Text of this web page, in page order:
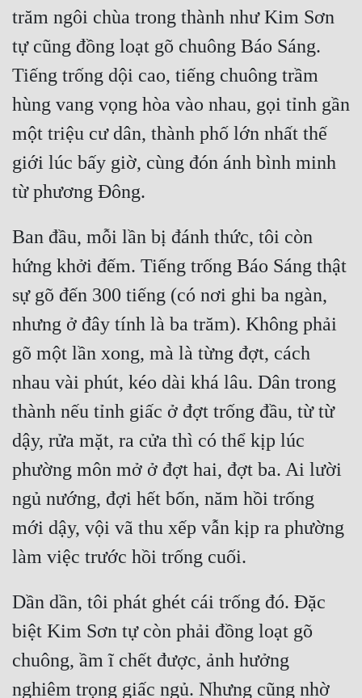
trăm ngôi chùa trong thành như Kim Sơn
tự cũng đồng loạt gõ chuông Báo Sáng.
Tiếng trống dội cao, tiếng chuông trầm
hùng vang vọng hòa vào nhau, gọi tỉnh gần
một triệu cư dân, thành phố lớn nhất thế
giới lúc bấy giờ, cùng đón ánh bình minh
Ban đầu, mỗi lần bị đánh thức, tôi còn
hứng khởi đếm. Tiếng trống Báo Sáng thật
sự gõ đến 300 tiếng (có nơi ghi ba ngàn,
nhưng ở đây tính là ba trăm). Không phải
gõ một lần xong, mà là từng đợt, cách
nhau vài phút, kéo dài khá lâu. Dân trong
thành nếu tỉnh giấc ở đợt trống đầu, từ từ
dậy, rửa mặt, ra cửa thì có thể kịp lúc
phường môn mở ở đợt hai, đợt ba. Ai lười
ngủ nướng, đợi hết bốn, năm hồi trống
mới dậy, vội vã thu xếp vẫn kịp ra phường
Dần dần, tôi phát ghét cái trống đó. Đặc
biệt Kim Sơn tự còn phải đồng loạt gõ
chuông, ầm ĩ chết được, ảnh hưởng
nghiêm trọng giấc ngủ. Nhưng cũng nhờ